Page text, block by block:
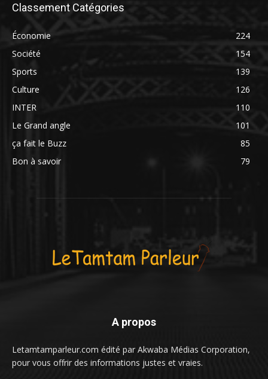
Classement Catégories
Économie
224
Société
154
Sports
139
Culture
126
INTER
110
Le Grand angle
101
ça fait le Buzz
85
Bon à savoir
79
A propos
Letamtamparleur.com édité par Akwaba Médias Corporation,
pour vous offrir des informations justes et vraies.